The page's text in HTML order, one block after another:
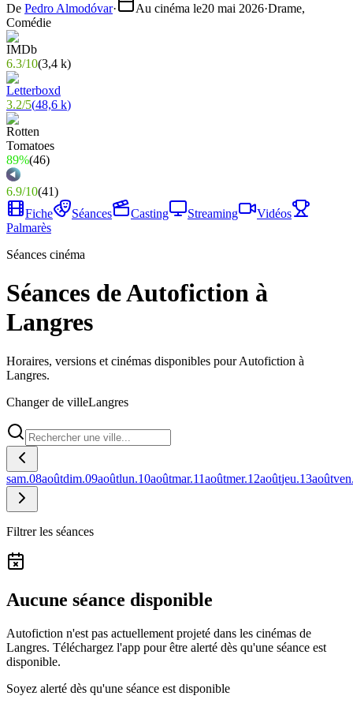
De Pedro Almodóvar· Au cinéma le20 mai 2026·Drame,
Comédie
6.3/10(3,4 k)
3.2/5(48,6 k)
89%(46)
6.9/10(41)
Fiche
Séances Casting Streaming
Vidéos
Palmarès
Séances cinéma
Séances de Autofiction à
Langres
Horaires, versions et cinémas disponibles pour Autofiction à
Langres.
Changer de villeLangres
sam.08aoûtdim.09aoûtlun.10aoûtmar.11aoûtmer.12aoûtjeu.13août
Filtrer les séances
Aucune séance disponible
Autofiction n'est pas actuellement projeté dans les cinémas de
Langres. Téléchargez l'app pour être alerté dès qu'une séance est
disponible.
Soyez alerté dès qu'une séance est disponible